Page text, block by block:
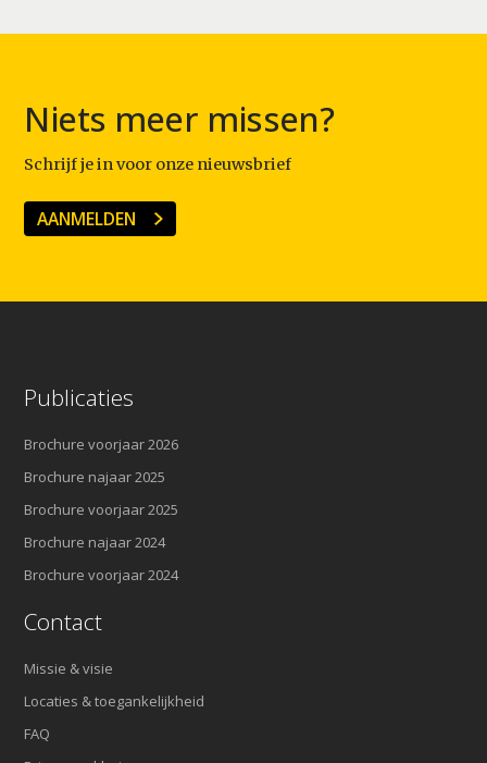
Niets meer missen?
Schrijf je in voor onze nieuwsbrief
AANMELDEN
Publicaties
Brochure voorjaar 2026
Brochure najaar 2025
Brochure voorjaar 2025
Brochure najaar 2024
Brochure voorjaar 2024
Contact
Missie & visie
Locaties & toegankelijkheid
FAQ